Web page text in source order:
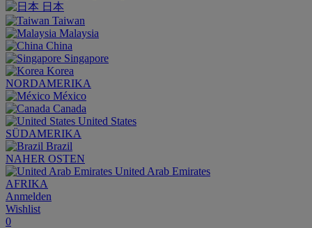
日本
Taiwan
Malaysia
China
Singapore
Korea
NORDAMERIKA
México
Canada
United States
SÜDAMERIKA
Brazil
NAHER OSTEN
United Arab Emirates
AFRIKA
Anmelden
Wishlist
0